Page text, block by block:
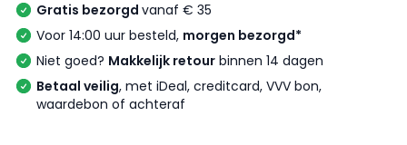
Gratis bezorgd vanaf € 35
Voor 14:00 uur besteld, morgen bezorgd*
Niet goed? Makkelijk retour binnen 14 dagen
Betaal veilig, met iDeal, creditcard, VVV bon,
waardebon of achteraf